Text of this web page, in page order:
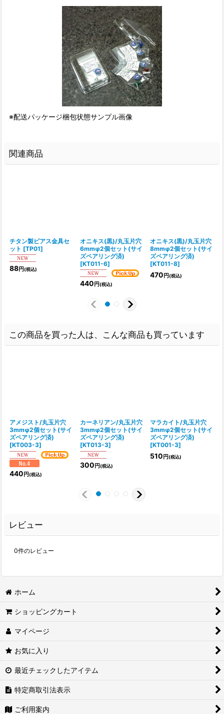
※配送パッケージ梱包状態サンプル画像
関連商品
チタン製ピアス金具セ
ット [TP01]
88円(税込)
オニキス(黒)/丸玉片穴
6mmφ2個セット(サイ
ズペアリング済)
[KT011-6]
440 円(税込)
オニキス(黒)/丸玉片穴
8mmφ2個セット(サイ
ズペアリング済)
[KT011-8]
470 円(税込)
この商品を買った人は、こんな商品も買っています
アメジスト/丸玉片穴
3mmφ2個セット(サイ
ズペアリング済)
[KT003-3]
440 円(税込)
カーネリアン/丸玉片穴
3mmφ2個セット(サイ
ズペアリング済)
[KT013-3]
300 円(税込)
マラカイト/丸玉片穴
3mmφ2個セット(サイ
ズペアリング済)
[KT001-3]
510 円(税込)
レビュー
0件のレビュー
ホーム
ショッピングカート
マイページ
お気に入り
最近チェックしたアイテム
特定商取引法表示
ご利用案内